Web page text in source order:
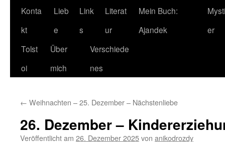
Konta
kt
Lieb
e
Link
s
Literat
ur
Mein Buch:
Ajandek
er
Tolst
oi
Über
mich
Verschiede
nes
← Weihnachten – 25. Dezember – Nächstenliebe
26. Dezember –
Veröffentlicht am 26. Dezember 2025von anikodrozdy